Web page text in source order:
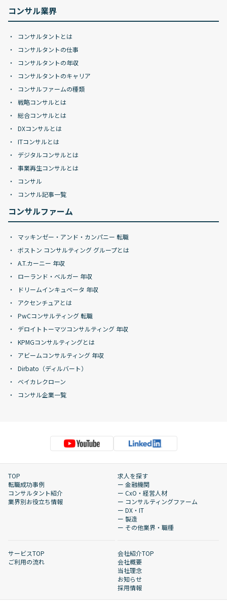
コンサル業界
コンサルタントとは
コンサルタントの仕事
コンサルタントの年収
コンサルタントのキャリア
コンサルファームの種類
戦略コンサルとは
総合コンサルとは
DXコンサルとは
ITコンサルとは
デジタルコンサルとは
事業再生コンサルとは
コンサル
コンサル記事一覧
コンサルファーム
マッキンゼー・アンド・カンパニー 転職
ボストン コンサルティング グループとは
A.T.カーニー 年収
ローランド・ベルガー 年収
ドリームインキュベータ 年収
アクセンチュアとは
PwCコンサルティング 転職
デロイトトーマツコンサルティング 年収
KPMGコンサルティングとは
アビームコンサルティング 年収
Dirbato（ディルバート）
ベイカレクローン
コンサル企業一覧
TOP
転職成功事例
コンサルタント紹介
業界別お役立ち情報
求人を探す
ー 金融機関
ー CxO・経営人材
ー コンサルティングファーム
ー DX・IT
ー 製造
ー その他業界・職種
サービスTOP
ご利用の流れ
会社紹介TOP
会社概要
当社理念
お知らせ
採用情報